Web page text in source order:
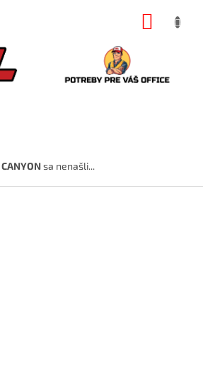
CANYONsa nenašli...